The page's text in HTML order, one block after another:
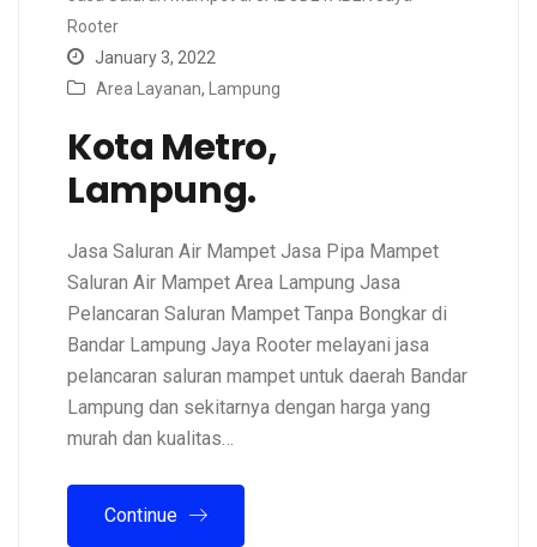
Rooter
January 3, 2022
Area Layanan, Lampung
Kota Metro,
Lampung.
Jasa Saluran Air Mampet Jasa Pipa Mampet
Saluran Air Mampet Area Lampung Jasa
Pelancaran Saluran Mampet Tanpa Bongkar di
Bandar Lampung Jaya Rooter melayani jasa
pelancaran saluran mampet untuk daerah Bandar
Lampung dan sekitarnya dengan harga yang
murah dan kualitas…
Continue